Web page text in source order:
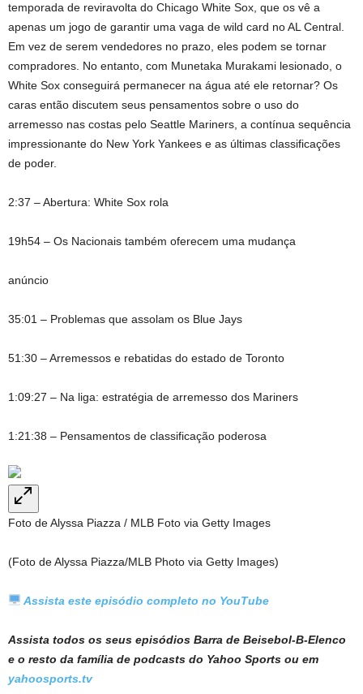
temporada de reviravolta do Chicago White Sox, que os vê a
apenas um jogo de garantir uma vaga de wild card no AL Central.
Em vez de serem vendedores no prazo, eles podem se tornar
compradores. No entanto, com Munetaka Murakami lesionado, o
White Sox conseguirá permanecer na água até ele retornar? Os
caras então discutem seus pensamentos sobre o uso do
arremesso nas costas pelo Seattle Mariners, a contínua sequência
impressionante do New York Yankees e as últimas classificações
de poder.
2:37 – Abertura: White Sox rola
19h54 – Os Nacionais também oferecem uma mudança
anúncio
35:01 – Problemas que assolam os Blue Jays
51:30 – Arremessos e rebatidas do estado de Toronto
1:09:27 – Na liga: estratégia de arremesso dos Mariners
1:21:38 – Pensamentos de classificação poderosa
Foto de Alyssa Piazza / MLB Foto via Getty Images
(Foto de Alyssa Piazza/MLB Photo via Getty Images)
Assista este episódio completo no YouTube
Assista todos os seus episódios Barra de Beisebol-B-Elenco
e o resto da família de podcasts do Yahoo Sports ou em
yahoosports.tv